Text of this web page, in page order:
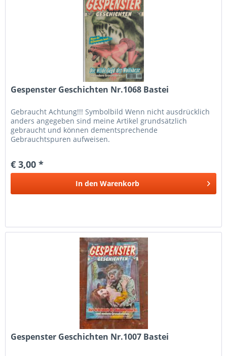
Gespenster Geschichten Nr.1068 Bastei
Gebraucht Achtung!!! Symbolbild Wenn nicht ausdrücklich
anders angegeben sind meine Artikel grundsätzlich
gebraucht und können dementsprechende
Gebrauchtspuren aufweisen.
€ 3,00 *
In den Warenkorb
Gespenster Geschichten Nr.1007 Bastei